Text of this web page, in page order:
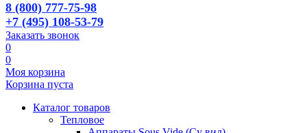
8 (800) 777-75-98
+7 (495) 108-53-79
Заказать звонок
0
0
Моя корзина
Корзина пуста
Каталог товаров
Тепловое